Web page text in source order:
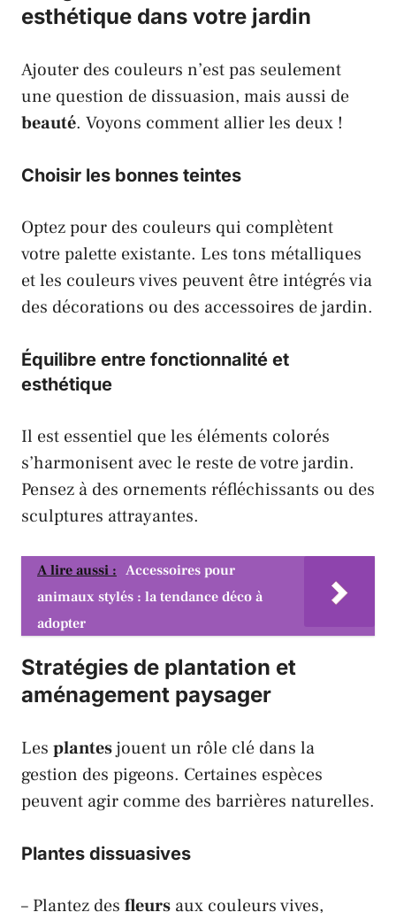
esthétique dans votre jardin
Ajouter des couleurs n’est pas seulement
une question de dissuasion, mais aussi de
beauté. Voyons comment allier les deux !
Choisir les bonnes teintes
Optez pour des couleurs qui complètent
votre palette existante. Les tons métalliques
et les couleurs vives peuvent être intégrés via
des décorations ou des accessoires de jardin.
Équilibre entre fonctionnalité et
esthétique
Il est essentiel que les éléments colorés
s’harmonisent avec le reste de votre jardin.
Pensez à des ornements réfléchissants ou des
sculptures attrayantes.
A lire aussi : Accessoires pour
animaux stylés : la tendance déco à
adopter
Stratégies de plantation et
aménagement paysager
Les plantesjouent un rôle clé dans la
gestion des pigeons. Certaines espèces
peuvent agir comme des barrières naturelles.
Plantes dissuasives
– Plantez des fleurs aux couleurs vives,